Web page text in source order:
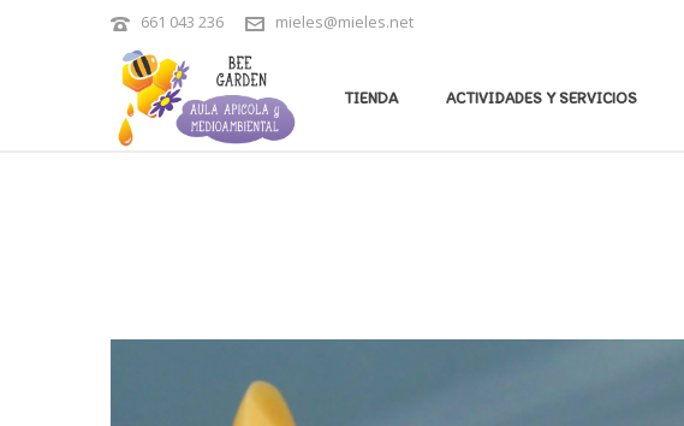
661 043 236 mieles@mieles.net
TIENDA ACTIVIDADES Y SERVICIOS